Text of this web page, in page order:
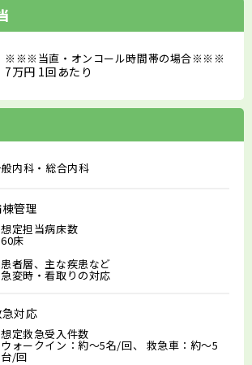
※※※当直・オンコール時間帯の場合※※※
7万円 1回あたり
内科・総合内科
管理
想定担当病床数
60床
患者層、主な疾患など
急変時・看取りの対応
対応
想定救急受入件数
ウォークイン：約～5名/回、 救急車：約～5
台/回